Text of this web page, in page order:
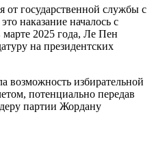
от государственной службы с
наказание началось с
2025 года, Ле Пен
на президентских
возможность избирательной
потенциально передав
партии Жордану